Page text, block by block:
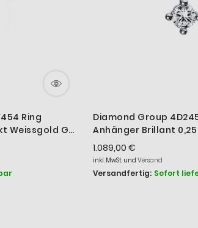
Ring
Weissgold Gr.
Diamond Group
Anhänger Brillant
Gold
1.089,00 €
inkl. MwSt. und Versand
Versandfertig: Sofort